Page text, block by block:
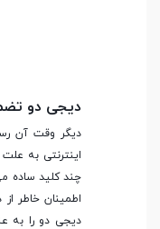
میلیمتری
دیجی دو
دیگر وقت آن
اینترنتی به
چند کلید ساده
اطمینان خاطر
دیجی دو را به